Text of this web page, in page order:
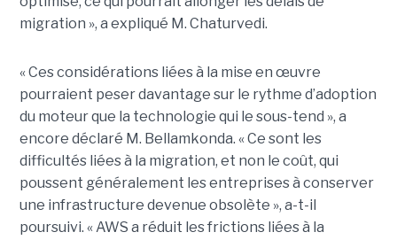
migration », a expliqué M. Chaturvedi.
« Ces considérations liées à la mise en œuvre
pourraient peser davantage sur le rythme d’adoption
du moteur que la technologie qui le sous-tend », a
encore déclaré M. Bellamkonda. « Ce sont les
difficultés liées à la migration, et non le coût, qui
poussent généralement les entreprises à conserver
une infrastructure devenue obsolète », a-t-il
poursuivi. « AWS a réduit les frictions liées à la